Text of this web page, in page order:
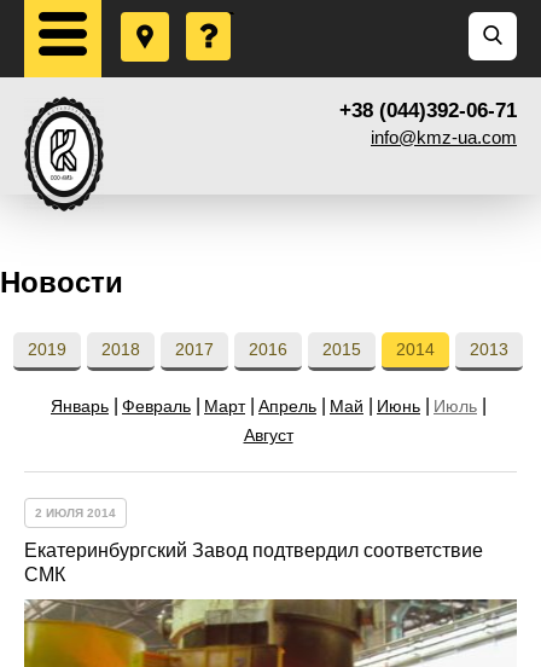
+38 (044)392-06-71
info@kmz-ua.com
Новости
2019 2018 2017 2016 2015 2014 2013
Январь Февраль Март Апрель Май Июнь
Июль
Август
2 ИЮЛЯ 2014
Екатеринбургский Завод подтвердил соответствие
СМК